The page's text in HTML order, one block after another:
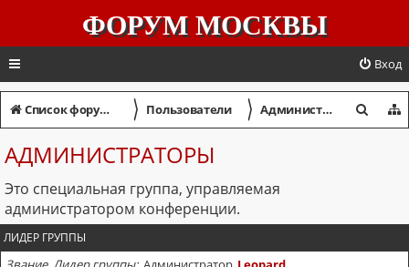
ФОРУМ МОСКВЫ
Вход
Список форумов 〉 Пользователи 〉 Администраторы
АДМИНИСТРАТОРЫ
Это специальная группа, управляемая
администратором конференции.
ЛИДЕР ГРУППЫ